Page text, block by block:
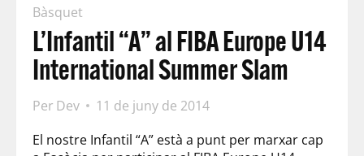
Bàsquet
L’Infantil “A” al FIBA Europe U14
International Summer Slam
Per Dev
11 de juny de 2014
El nostre Infantil “A” està a punt per marxar cap